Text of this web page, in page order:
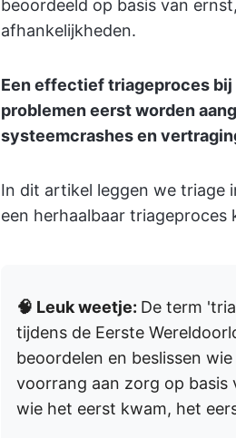
beoordeeld op basis van
afhankelijkheden.
Een effectief triageproces
problemen eerst worden
systeemcrashes en
In dit artikel leggen we triage
een herhaalbaar triageproces
🧠 Leuk weetje: De term
tijdens de Eerste
beoordelen en beslissen
voorrang aan zorg op basis
wie het eerst kwam, het